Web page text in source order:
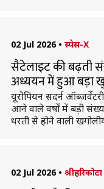
02 Jul 2026 • स्पेस-X
सैटेलाइट की बढ़ती
अध्ययन में हुआ बड़ा
यूरोपियन सदर्न
आने वाले वर्षों में बड़ी
धरती से होने वाली
02 Jul 2026 • श्रीहरिकोटा